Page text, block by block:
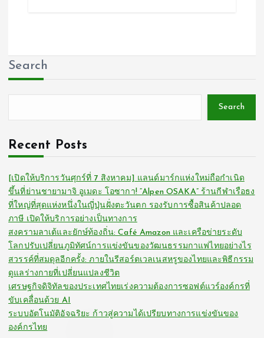
Search
Search
Recent Posts
[เปิดให้บริการวันศุกร์ที่ 7 สิงหาคม] แลนด์มาร์กแห่งใหม่ถือกำเนิด
ขึ้นที่ย่านชายามาจิ อูเมดะ โอซากา! “Alpen OSAKA” ร้านกีฬาเรือธง
ที่ใหญ่ที่สุดแห่งหนึ่งในญี่ปุ่นฝั่งตะวันตก รองรับการซื้อสินค้าปลอด
ภาษี เปิดให้บริการอย่างเป็นทางการ
สงครามลาเต้และยักษ์ท้องถิ่น: Café Amazon และเครือข่ายระดับ
โลกปรับเปลี่ยนภูมิทัศน์การแข่งขันของวัฒนธรรมกาแฟไทยอย่างไร
สวรรค์ที่สมดุลอีกครั้ง: ภายในรีสอร์ตเวลเนสหรูของไทยและพิธีกรรม
ดูแลร่างกายที่เปลี่ยนแปลงชีวิต
เศรษฐกิจดิจิทัลของประเทศไทยเร่งความต้องการซอฟต์แวร์องค์กรที่
ขับเคลื่อนด้วย AI
ระบบอัตโนมัติอัจฉริยะ ก้าวสู่ความได้เปรียบทางการแข่งขันของ
องค์กรไทย